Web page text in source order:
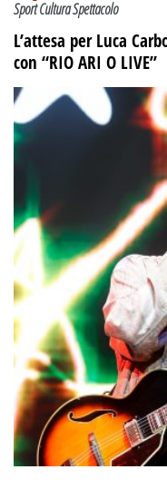
Sport Cultura Spettacolo
L’attesa per Luca
con “RIO ARI O LIVE”